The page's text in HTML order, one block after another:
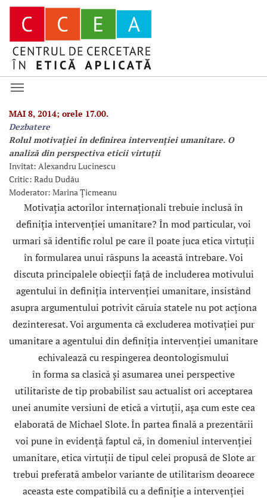
MAI 8, 2014; orele 17.00.
Dezbatere
Rolul motivaţiei în definirea intervenţiei umanitare. O
analiză din perspectiva eticii virtuţii
Invitat: Alexandru Lucinescu
Critic: Radu Dudău
Moderator: Marina Țicmeanu
Motivația actorilor internaționali trebuie inclusă în
definiția intervenției umanitare? În mod particular, voi
urmari să identific rolul pe care îl poate juca etica virtuții
în formularea unui răspuns la această întrebare. Voi
discuta principalele obiecții față de includerea motivului
agentului în definiția intervenției umanitare, insistând
asupra argumentului potrivit căruia statele nu pot acționa
dezinteresat. Voi argumenta că excluderea motivației pur
umanitare a agentului din definiția intervenției umanitare
echivalează cu respingerea deontologismului
în forma sa clasică și asumarea unei perspective
utilitariste de tip probabilist sau actualist ori acceptarea
unei anumite versiuni de etică a virtuții, așa cum este cea
elaborată de Michael Slote. În partea finală a prezentării
voi pune în evidență faptul că, în domeniul intervenției
umanitare, etica virtuții de tipul celei propusă de Slote ar
trebui preferată ambelor variante de utilitarism deoarece
aceasta este compatibilă cu a definiție a intervenției